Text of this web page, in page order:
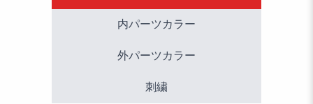
内パーツカラー
外パーツカラー
刺繍